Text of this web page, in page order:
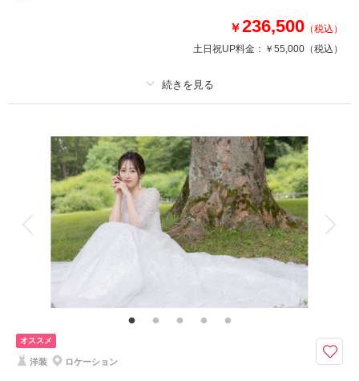
相談予約する 撮影日の空き
￥236,500 （税込）
土日祝UP料金： ￥55,000 （税込）
撮影料 新婦衣装1着 新郎衣装1着
着付け ヘアメイク 小物一式
アルバム データ 50 カット 台紙付写真
衣装追加 会食 挙式
家族と撮影 家族用衣装レンタル ペットと撮影
承ください。）・対象ドレス外をお選びの場合は別途追加料金
KIYOKO HATAを纏って、チャペルでときめく。特別な一着を、特別な場所
で。
オススメ
洋装 ロケーション